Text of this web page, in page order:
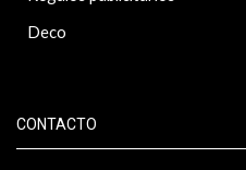
Deco
CONTACTO